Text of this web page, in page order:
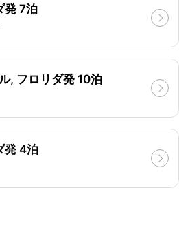
発 7泊
, フロリダ発 10泊
発 4泊